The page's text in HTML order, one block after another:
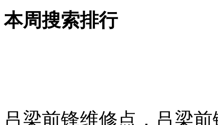
本周搜索排行
吕梁前锋维修点，吕梁